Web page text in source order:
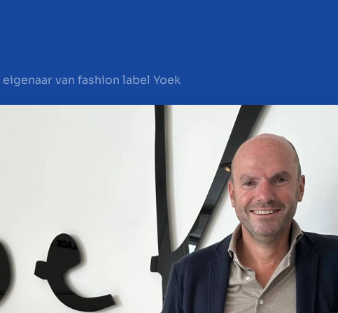
van fashion label Yoek